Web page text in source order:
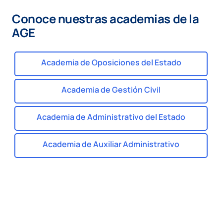
Conoce nuestras academias de la
AGE
Academia de Oposiciones del Estado
Academia de Gestión Civil
Academia de Administrativo del Estado
Academia de Auxiliar Administrativo